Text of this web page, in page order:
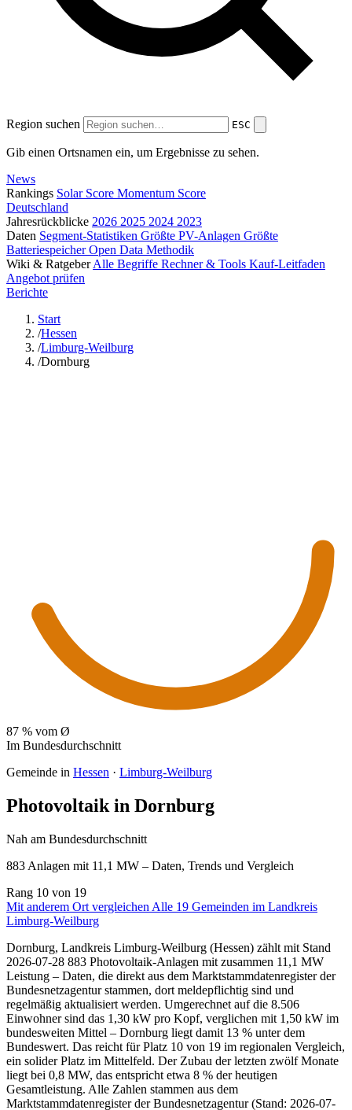
Region suchen ESC
Gib einen Ortsnamen ein, um Ergebnisse zu sehen.
News
Rankings Solar Score Momentum Score
Deutschland
Jahresrückblicke 2026 2025 2024 2023
Daten Segment-Statistiken Größte PV-Anlagen Größte
BatteriespeicherOpen Data Methodik
Wiki & Ratgeber Alle Begriffe Rechner & Tools Kauf-Leitfaden
Angebot prüfen
Berichte
Start
/Hessen
/Limburg-Weilburg
/Dornburg
87 % vom Ø
Im Bundesdurchschnitt
Gemeinde in Hessen · Limburg-Weilburg
Photovoltaik in Dornburg
Nah am Bundesdurchschnitt
883 Anlagen mit 11,1 MW – Daten, Trends und Vergleich
Rang 10 von 19
Mit anderem Ort vergleichen Alle 19 Gemeinden im Landkreis
Limburg-Weilburg
Dornburg, Landkreis Limburg-Weilburg (Hessen) zählt mit Stand
2026-07-28 883 Photovoltaik-Anlagen mit zusammen 11,1 MW
Leistung – Daten, die direkt aus dem Marktstammdatenregister der
Bundesnetzagentur stammen, dort meldepflichtig sind und
regelmäßig aktualisiert werden. Umgerechnet auf die 8.506
Einwohner sind das 1,30 kW pro Kopf, verglichen mit 1,50 kW im
bundesweiten Mittel – Dornburg liegt damit 13 % unter dem
Bundeswert. Das reicht für Platz 10 von 19 im regionalen Vergleich,
ein solider Platz im Mittelfeld. Der Zubau der letzten zwölf Monate
liegt bei 0,8 MW, das entspricht etwa 8 % der heutigen
Gesamtleistung. Alle Zahlen stammen aus dem
Marktstammdatenregister der Bundesnetzagentur (Stand: 2026-07-